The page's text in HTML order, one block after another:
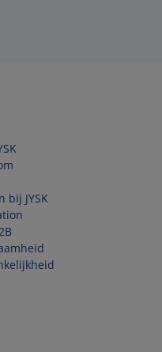
bij JYSK